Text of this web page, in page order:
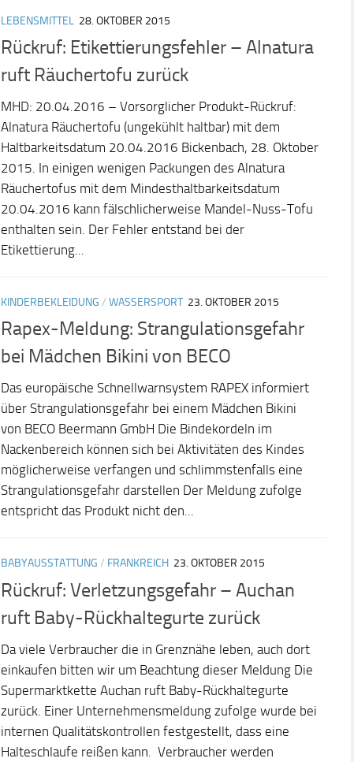
LEBENSMITTEL 28. OKTOBER 2015
Rückruf: Etikettierungsfehler – Alnatura
ruft Räuchertofu zurück
MHD: 20.04.2016 – Vorsorglicher Produkt-Rückruf:
Alnatura Räuchertofu (ungekühlt haltbar) mit dem
Haltbarkeitsdatum 20.04.2016 Bickenbach, 28. Oktober
2015. In einigen wenigen Packungen des Alnatura
Räucher­tofus mit dem Mindesthaltbarkeitsdatum
20.04.2016 kann fälschlicher­weise Mandel-Nuss-Tofu
enthalten sein. Der Fehler entstand bei der
Etikettierung...
KINDERBEKLEIDUNG / WASSERSPORT 23. OKTOBER 2015
Rapex-Meldung: Strangulationsgefahr
bei Mädchen Bikini von BECO
Das europäische Schnellwarnsystem RAPEX informiert
über Strangulationsgefahr bei einem Mädchen Bikini
von BECO Beermann GmbH Die Bindekordeln im
Nackenbereich können sich bei Aktivitäten des Kindes
möglicherweise verfangen und schlimmstenfalls eine
Strangulationsgefahr darstellen Der Meldung zufolge
entspricht das Produkt nicht den...
BABYAUSSTATTUNG / FRANKREICH 23. OKTOBER 2015
Rückruf: Verletzungsgefahr – Auchan
ruft Baby-Rückhaltegurte zurück
Da viele Verbraucher die in Grenznähe leben, auch dort
einkaufen bitten wir um Beachtung dieser Meldung Die
Supermarktkette Auchan ruft Baby-Rückhaltegurte
zurück. Einer Unternehmensmeldung zufolge wurde bei
internen Qualitätskontrollen festgestellt, dass eine
Halteschlaufe reißen kann. Verbraucher werden